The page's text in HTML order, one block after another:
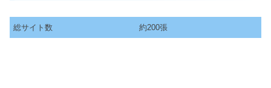
総サイト数 約200張